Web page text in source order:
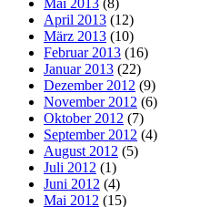
Mai 2013 (8)
April 2013 (12)
März 2013 (10)
Februar 2013 (16)
Januar 2013 (22)
Dezember 2012 (9)
November 2012 (6)
Oktober 2012 (7)
September 2012 (4)
August 2012 (5)
Juli 2012 (1)
Juni 2012 (4)
Mai 2012 (15)